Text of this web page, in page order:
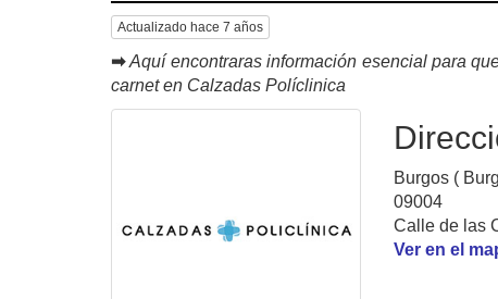
Actualizado hace 7 años
➡ Aquí encontraras información esencial para
carnet en Calzadas Políclinica
Burgos (
09004
Calle de las
Ver en el